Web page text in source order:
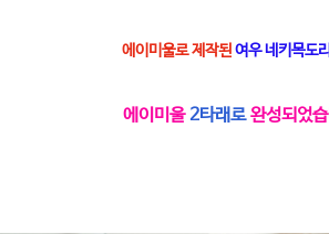
에이미울로 제작된여우 네키목도리
에이미울2타래로완성되었